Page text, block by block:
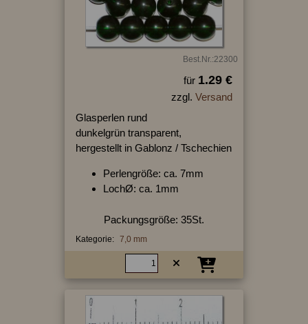
Best.Nr.:22300
für 1.29 €
zzgl. Versand
Glasperlen rund
dunkelgrün transparent,
hergestellt in Gablonz / Tschechien
Perlengröße: ca. 7mm
LochØ: ca. 1mm
Packungsgröße: 35St.
Kategorie: 7,0 mm